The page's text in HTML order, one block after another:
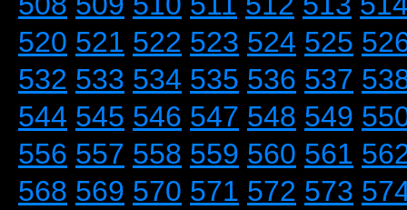
520 521 522 523 524 525
532 533 534 535 536 537
544 545 546 547 548 549
556 557 558 559 560 561
568 569 570 571 572 573